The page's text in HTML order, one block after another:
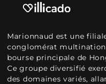
Marionnaud est une
conglomérat
bourse principale de
Ce groupe diversifié
des domaines variés,